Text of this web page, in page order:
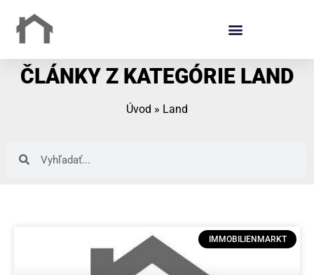
ČLÁNKY Z KATEGÓRIE LAND
Úvod » Land
IMMOBILIENMARKT